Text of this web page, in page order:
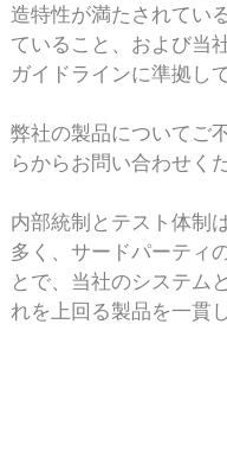
造特性が満たされてい
ていること、および当
ガイドラインに準拠し
弊社の製品についてご
らからお問い合わせく
内部統制とテスト体制
多く、サードパーティ
とで、当社のシステム
れを上回る製品を一貫